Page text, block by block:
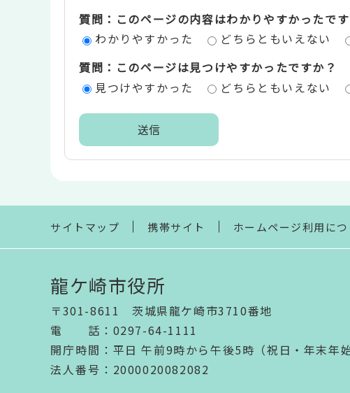
評
エ
質問：このページの内容はわかりやすかったです
わかりやすかった
どちらともいえない
質問：このページは見つけやすかったですか？
見つけやすかった
どちらともいえない
ま
で
サイトマップ 携帯サイト ホームページ利用につ
龍ケ崎市役所
〒301-8611 茨城県龍ケ崎市3710番地
電話 ： 0297-64-1111
開庁時間 ： 平日 午前9時から午後5時（祝日・年末年始
法人番号 ：2000020082082